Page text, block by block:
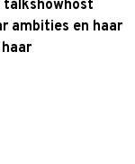
talkshowhost
ambities en haar